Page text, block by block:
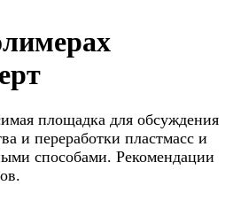
площадка для обсуждения
и переработки пластмасс и
способами. Рекомендации